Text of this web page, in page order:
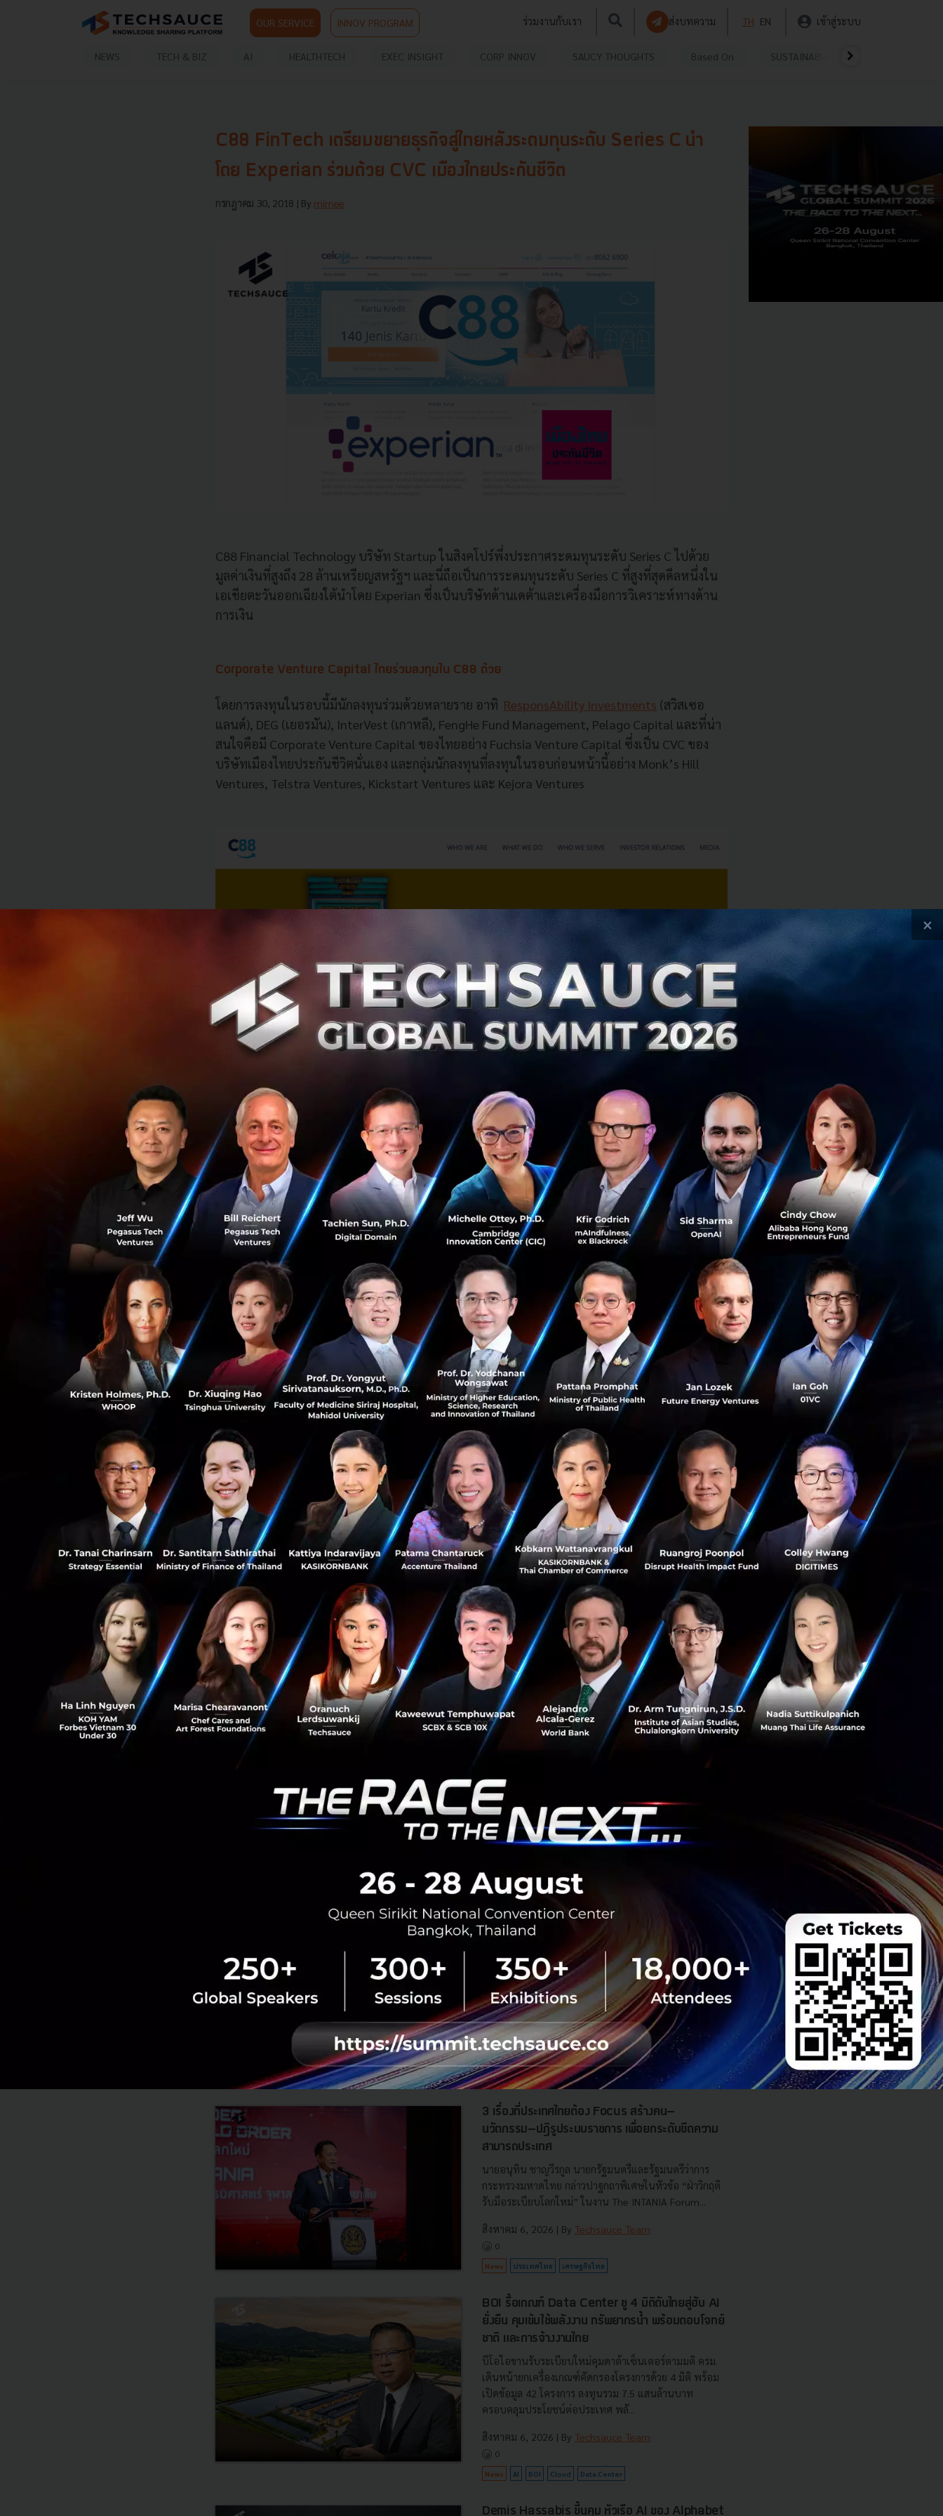
OUR SERVICE INNOV PROGRAM ร่วมงานกับเรา ส่งบทความ TH EN เข้าสู่ระบบ
NEWS TECH & BIZ AI HEALTHTECH EXEC INSIGHT CORP INNOV SAUCY THOUGHTS Based On SUSTAINABLE
0
42
C88 FinTech เตรียมขยายธุรกิจสู่ไทยหลังระดมทุนระดับ Series C นำ
โดย Experian ร่วมด้วย CVC เมืองไทยประกันชีวิต
กรกฎาคม 30, 2018 | By mimee
C88 Financial Technology บริษัท Startupในสิงคโปร์พึ่งประกาศระดมทุนระดับ Series C ไปด้วย
มูลค่าเงินที่สูงถึง 28 ล้านเหรียญสหรัฐฯ และนี่ถือเป็นการระดมทุนระดับ Series C ที่สูงที่สุดดีลหนึ่งใน
เอเชียตะวันออกเฉียงใต้นำโดย Experian ซึ่งเป็นบริษัทด้านเดต้าและเครื่องมือการวิเคราะห์ทางด้าน
การเงิน
Corporate Venture Capital ไทยร่วมลงทุนใน C88 ด้วย
โดยการลงทุนในรอบนี้มีนักลงทุนร่วมด้วยหลายราย อาทิ ResponsAbility Investments (สวิสเซอ
แลนด์), DEG (เยอรมัน), InterVest (เกาหลี), FengHe Fund Management, Pelago Capital และที่น่า
สนใจคือมี Corporate Venture Capital ของไทยอย่าง Fuchsia Venture Capital ซึ่งเป็น CVC ของ
บริษัทเมืองไทยประกันชีวิตนั่นเอง และกลุ่มนักลงทุนที่ลงทุนในรอบก่อนหน้านี้อย่าง Monk’s Hill
Ventures, Telstra Ventures, Kickstart Ventures และ Kejora Ventures
C88เป็นธุรกิจสาย FinTech ที่ให้บริการหลากหลายรูปแบบทั้งFinancial Market Place, Scoring,
Fraud/KYC, Data Analytic
และโซลูชั่นสำหรับสถาบันการเงินใหญ่ๆ ทั้งในอินโดนีเซีย
ฟิลิปปินส์
และไทย ไม่ว่าจะเป็นสายธนาคารในอินโดนีเซีย
Bank Rakyat Indonesia (BRI), Bank Negara
Indonesia (BNI), Bank Donamon, Bank DBS
ในฟิลิปปินส์EastWest Bank, Citibank, Metrobank,
Bank of Commerce และสายประกันอาทิCigna Insuranceในอินโดนีเซีย , AXA
ในอินโดนีเซียและ
ฟิลิปปินส์, Chubb Insuranceในฟิลิปปินส์ และเมืองไทยประกันชีวิต ในไทยดูรายชื่อทั้งหมดที่นี่
และยังมีบริการ Financial Market Place ในตลาดใหญ่ๆ อย่าง
อินโดนีเซีย และ
eCompareMo.com
ที่ฟิลิปปินส์ การลงทุนของ Experianถือเป็น Strategic Investment
โดยตรง โดย
โซลูชั่นของ Experian จะถูกเข้าไปเสริมบริการของทั้งCekAja eCompareMo นอกจากนี้โซลูชั่น
สำหรับสถาบันการเงินก็สามารถใช้บริการของทางExperian ได้ผ่านทาง C88และการลงทุนในครั้งนี้
Straitstimes ก็มีการกล่าวถึงเช่นกันว่า ด้วยเงินทุนดังกล่าว C88 จะใช้ในการขยายFinancial
Marketplaceเข้ามาสู่ประเทศไทย ซึ่งเป็นประเทศที่3ถัดจากอินโดนีเซียและฟิลิปปินส์นี่เอง
ธุรกิจที่ขับเคลื่อนด้วยData เพื่ออุดช่องว่างทางสังคม
ตลาดเอเชียตะวันออกเฉียงใต้ถือเป็นตลาดที่เราเห็นว่า ในช่วงระยะเวลาเพียงสั้นๆ มีกลุ่มบริษัทเกิด
ใหม่ที่เล็งเห็นถึงช่องว่างและความเหลื่อมล้ำในการเข้าถึงบริการทางด้านการเงินอย่างชัดเจน อย่างเมื่อ
ไม่กี่วันที่ผ่านมา
FinAccelก็พึ่งระดมทุนระดับSeries Bไป และนี่ก็ถึงคราวของ C88จุดที่สำคัญที่ทุก
รายเล็งเห็นเหมือนกันคือ ความสำคัญของการใช้เดต้าในการขับเคลื่อน และพวกเขาต่างเน้นย้ำว่าไม่ได้
สถาบันการเงิน แต่สามารถพาร์ทเนอร์ร่วมกันเพื่อให้เข้าถึงกลุ่มที่เดิมไม่เคยเข้าถึงมาก่อน
มากพอที่จะอนุมัติให้เครดิตกับพวกเขา
Straitstimes Techcrunch,C88
News C88 CekAja Investment eCompareMo Fuchsia Venture Capital Muang Thai Life Assurance
No comment
RELATED ARTICLE
3 เรื่องที่ประเทศไทยต้อง Focus สร้างคน–
นวัตกรรม–ปฏิรูประบบราชการ เพื่อยกระดับขีดความ
สามารถประเทศ
นายอนุทิน ชาญวีรกูล นายกรัฐมนตรีและรัฐมนตรีว่าการ
กระทรวงมหาดไทย กล่าวปาฐกถาพิเศษในหัวข้อ “ฝ่าวิกฤติ
รับมือระเบียบโลกใหม่” ในงาน The INTANIA Forum...
สิงหาคม 6, 2026 | By Techsauce Team
0
News ประเทศไทย เศรษฐกิจไทย
BOI รื้อเกณฑ์ Data Center ชู 4 มิติดันไทยสู่ฮับ AI
ยั่งยืน คุมเข้มใช้พลังงาน ทรัพยากรน้ำ พร้อมตอบโจทย์
ชาติ และการจ้างงานไทย
บีโอไอขานรับระเบียบใหม่คุมดาต้าเซ็นเตอร์ตามมติ ครม.
เดินหน้ายกเครื่องเกณฑ์คัดกรองโครงการด้วย 4 มิติ พร้อม
เปิดข้อมูล 42 โครงการ ลงทุนรวม 7.5 แสนล้านบาท
ครอบคลุมประโยชน์ต่อประเทศ พลั...
สิงหาคม 6, 2026 | By Techsauce Team
0
News AI BOI Cloud Data Center
Demis Hassabis ขึ้นคุม หัวเรือ AI ของ Alphabet
×